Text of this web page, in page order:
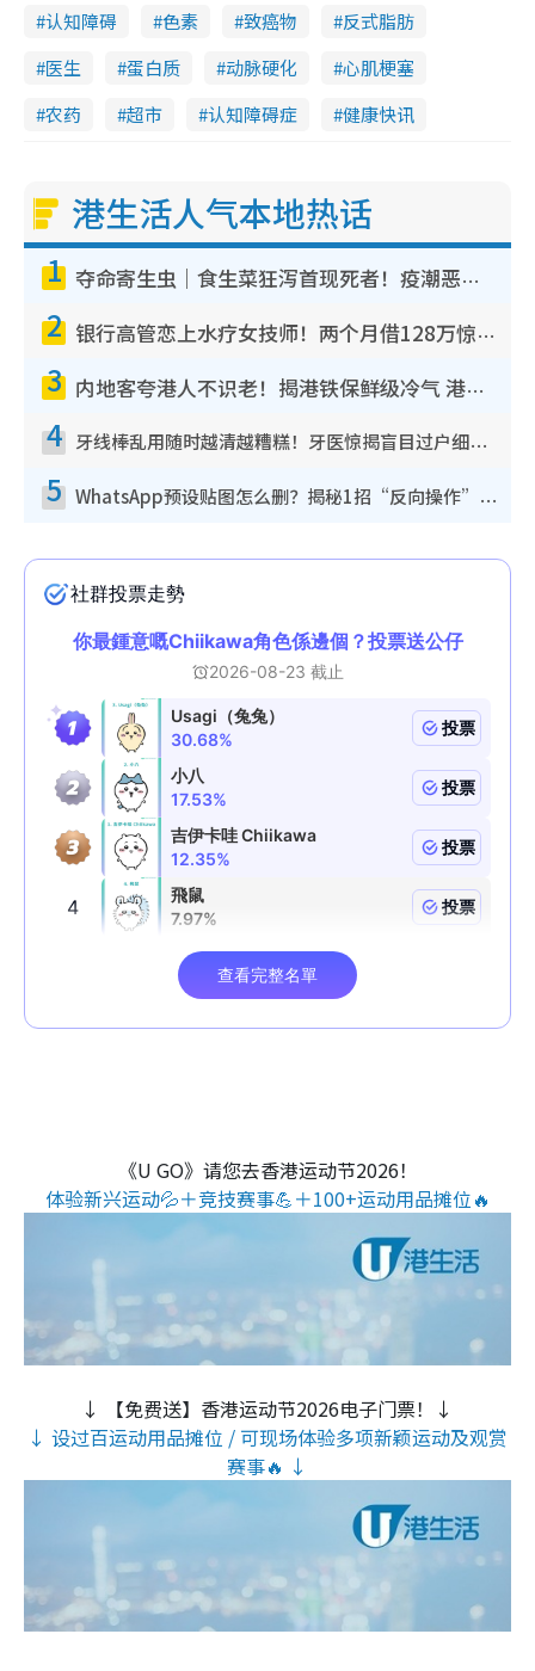
认知障碍
色素 致癌物
反式脂肪
医生
蛋白质 动脉硬化
心肌梗塞
农药
超市 认知障碍症 健康快讯
港生活人气本地热话
1 夺命寄生虫｜食生菜狂泻首现死者！疫潮恶化录1.8万宗病例 揭洗菜3大谬误
2 银行高管恋上水疗女技师！两个月借128万惊觉“沉船”沉落火海 揭背后疑似邪教操控卖淫
3 内地客夸港人不识老！揭港铁保鲜级冷气 港人求放过：别投诉
4 牙线棒乱用随时越清越糟糕！牙医惊揭盲目过户细菌恐致蛀牙：这种才是日常真保养
5 WhatsApp预设贴图怎么删？揭秘1招“反向操作”还原简洁界面 附3步实测教程
《U GO》请您去香港运动节2026！
体验新兴运动💦＋竞技赛事💪＋100+运动用品摊位🔥
↓ 【免费送】香港运动节2026电子门票！↓
↓ 设过百运动用品摊位 / 可现场体验多项新颖运动及观赏
赛事🔥 ↓